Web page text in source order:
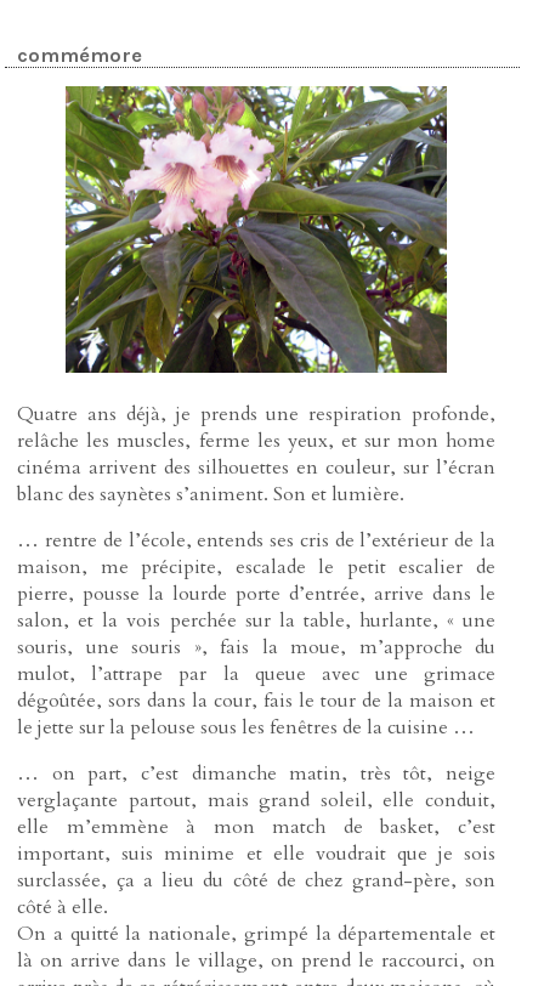
commémore
Quatre ans déjà, je prends une respiration profonde,
relâche les muscles, ferme les yeux, et sur mon home
cinéma arrivent des silhouettes en couleur, sur l’écran
blanc des saynètes s’animent. Son et lumière.
… rentre de l’école, entends ses cris de l’extérieur de la
maison, me précipite, escalade le petit escalier de
pierre, pousse la lourde porte d’entrée, arrive dans le
salon, et la vois perchée sur la table, hurlante, « une
souris, une souris », fais la moue, m’approche du
mulot, l’attrape par la queue avec une grimace
dégoûtée, sors dans la cour, fais le tour de la maison et
le jette sur la pelouse sous les fenêtres de la cuisine …
… on part, c’est dimanche matin, très tôt, neige
verglaçante partout, mais grand soleil, elle conduit,
elle m’emmène à mon match de basket, c’est
important, suis minime et elle voudrait que je sois
surclassée, ça a lieu du côté de chez grand-père, son
côté à elle.
On a quitté la nationale, grimpé la départementale et
là on arrive dans le village, on prend le raccourci, on